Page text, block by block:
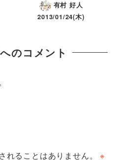
有村 好人
2013/01/24(木)
のコメント
れることはありません。 ※